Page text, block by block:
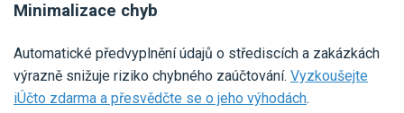
Minimalizace chyb
Automatické předvyplnění údajů o střediscích a zakázkách
výrazně snižuje riziko chybného zaúčtování. Vyzkoušejte
iÚčto zdarma a přesvědčte se o jeho výhodách.